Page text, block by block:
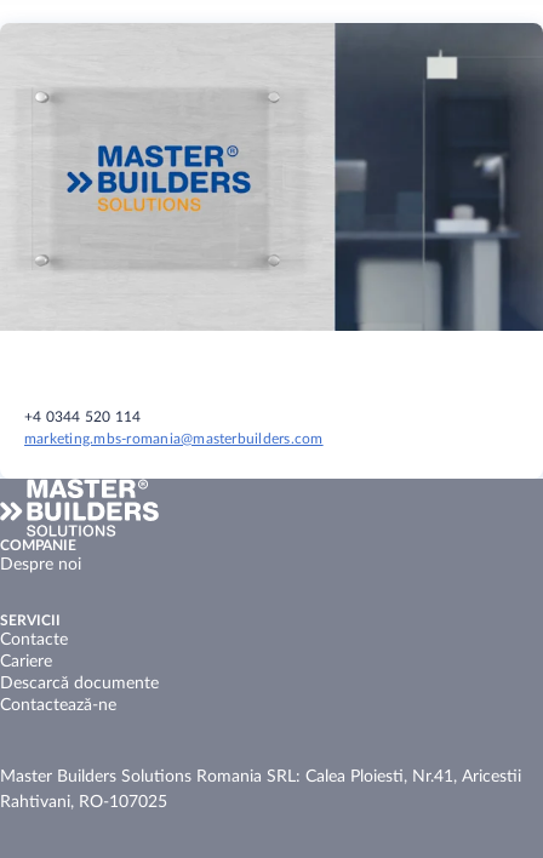
+4 0344 520 114
marketing.mbs-romania@masterbuilders.com
COMPANIE
Despre noi
SERVICII
Contacte
Cariere
Descarcă documente
Contactează-ne
Master Builders Solutions Romania SRL: Calea Ploiesti, Nr.41, Aricestii
Rahtivani, RO-107025